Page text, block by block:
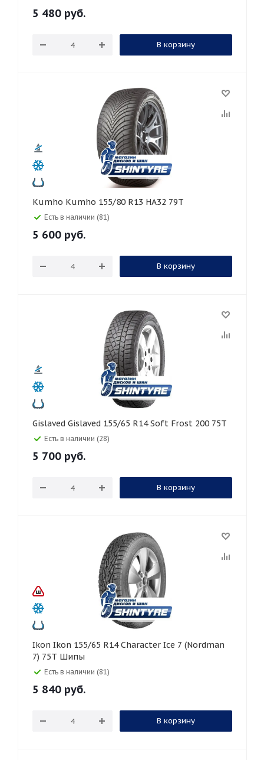
5 480 руб.
В корзину
Kumho Kumho 155/80 R13 HA32 79T
Есть в наличии (81)
5 600 руб.
В корзину
Gislaved Gislaved 155/65 R14 Soft Frost 200 75T
Есть в наличии (28)
5 700 руб.
В корзину
Ikon Ikon 155/65 R14 Character Ice 7 (Nordman
7) 75T Шипы
Есть в наличии (81)
5 840 руб.
В корзину